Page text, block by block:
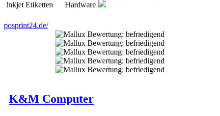
Inkjet Etiketten Hardware
posprint24.de/
K&M Computer